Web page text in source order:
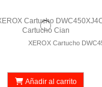
XEROX Cartucho
Añadir al carrito